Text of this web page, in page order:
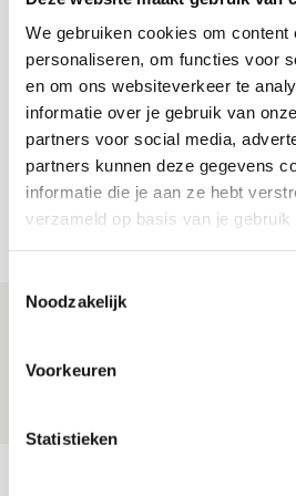
We gebruiken cookies om content
personaliseren, om functies voor
en om ons websiteverkeer te
informatie over je gebruik van
partners voor social media,
partners kunnen deze gegevens
informatie die je aan ze hebt
verzameld op basis van je
Noodzakelijk
Voorkeuren
Statistieken
De
Bekijk alle berichten van De
Net binnen //
Drie dingen die je moet